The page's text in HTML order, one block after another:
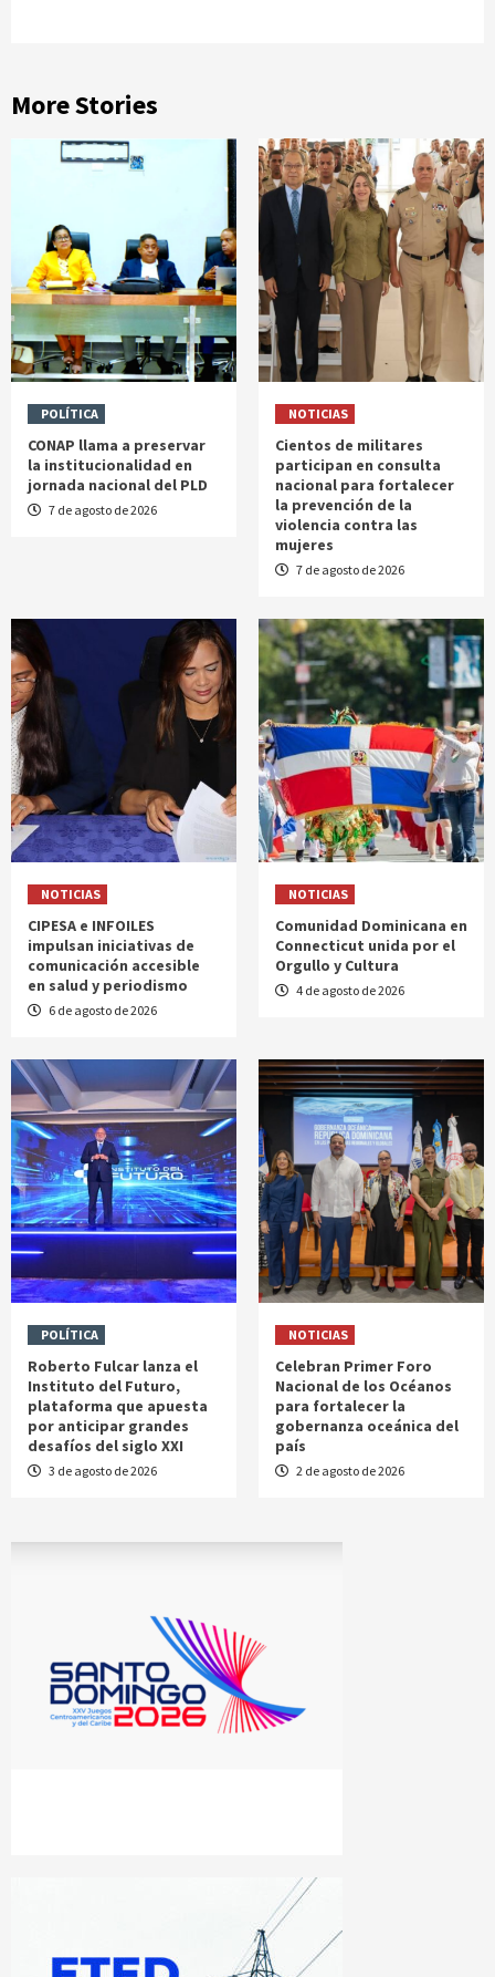
More Stories
POLÍTICA
CONAP llama a preservar
la institucionalidad en
jornada nacional del PLD
7 de agosto de 2026
NOTICIAS
Cientos de militares
participan en consulta
nacional para fortalecer
la prevención de la
violencia contra las
mujeres
7 de agosto de 2026
NOTICIAS
CIPESA e INFOILES
impulsan iniciativas de
comunicación accesible
en salud y periodismo
6 de agosto de 2026
NOTICIAS
Comunidad Dominicana en
Connecticut unida por el
Orgullo y Cultura
4 de agosto de 2026
POLÍTICA
Roberto Fulcar lanza el
Instituto del Futuro,
plataforma que apuesta
por anticipar grandes
desafíos del siglo XXI
3 de agosto de 2026
NOTICIAS
Celebran Primer Foro
Nacional de los Océanos
para fortalecer la
gobernanza oceánica del
país
2 de agosto de 2026